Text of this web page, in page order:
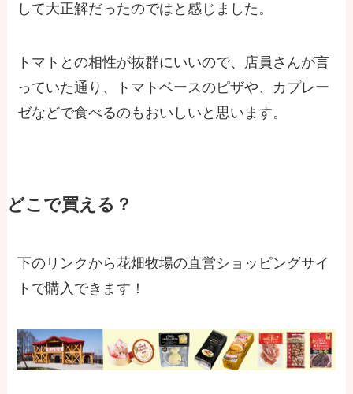
して大正解だったのではと感じました。
トマトとの相性が抜群にいいので、店員さんが言
っていた通り、トマトベースのピザや、カプレー
ゼなどで食べるのもおいしいと思います。
どこで買える？
下のリンクから花畑牧場の直営ショッピングサイ
トで購入できます！